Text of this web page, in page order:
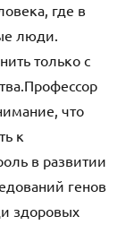
где в
люди.
только с
что
к
в развитии
генов
здоровых